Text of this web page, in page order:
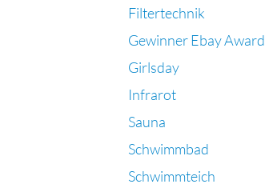
Filtertechnik
Gewinner Ebay Award
Girlsday
Infrarot
Sauna
Schwimmbad
Schwimmteich